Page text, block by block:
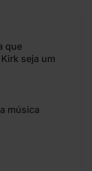
que
seja um
música